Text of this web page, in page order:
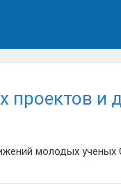
проектов и
молодых ученых